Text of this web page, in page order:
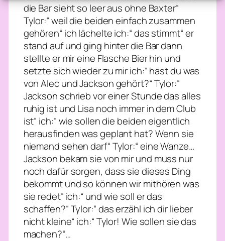
die Bar sieht so leer aus ohne Baxter“
Tylor:“ weil die beiden einfach zusammen
gehören“ ich lächelte ich:“ das stimmt“ er
stand auf und ging hinter die Bar dann
stellte er mir eine Flasche Bier hin und
setzte sich wieder zu mir ich:“ hast du was
von Alec und Jackson gehört?“ Tylor:“
Jackson schrieb vor einer Stunde das alles
ruhig ist und Lisa noch immer in dem Club
ist“ ich:“ wie sollen die beiden eigentlich
herausfinden was geplant hat? Wenn sie
niemand sehen darf“ Tylor:“ eine Wanze…
Jackson bekam sie von mir und muss nur
noch dafür sorgen, dass sie dieses Ding
bekommt und so können wir mithören was
sie redet“ ich:“ und wie soll er das
schaffen?“ Tylor:“ das erzähl ich dir lieber
nicht kleine“ ich:“ Tylor! Wie sollen sie das
machen?“…